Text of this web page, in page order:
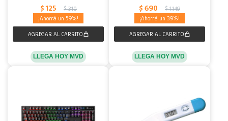
$ 125 $ 310
59
LLEGA HOY MVD
$ 690 $ 1.149
39
LLEGA HOY MVD